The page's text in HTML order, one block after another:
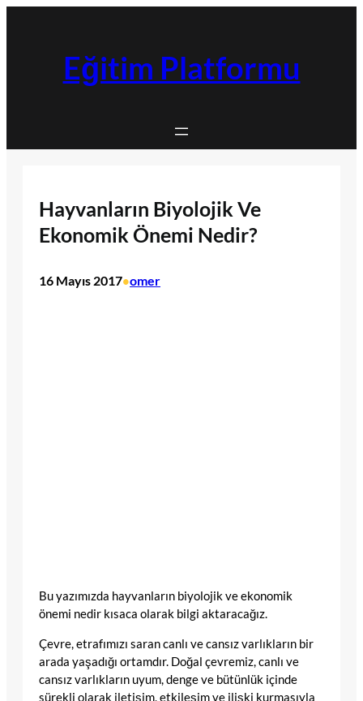
Eğitim Platformu
Hayvanların Biyolojik Ve
Ekonomik Önemi Nedir?
16 Mayıs 2017•omer
Bu yazımızda hayvanların biyolojik ve ekonomik
önemi nedir kısaca olarak bilgi aktaracağız.
Çevre, etrafımızı saran canlı ve cansız varlıkların bir
arada yaşadığı ortamdır. Doğal çevremiz, canlı ve
cansız varlıkların uyum, denge ve bütünlük içinde
sürekli olarak iletişim, etkileşim ve ilişki kurmasıyla